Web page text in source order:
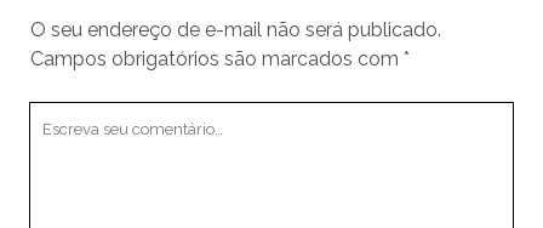
O seu endereço de e-mail não será publicado.
Campos obrigatórios são marcados com *